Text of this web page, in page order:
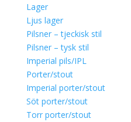
Lager
Ljus lager
Pilsner – tjeckisk stil
Pilsner – tysk stil
Imperial pils/IPL
Porter/stout
Imperial porter/stout
Söt porter/stout
Torr porter/stout